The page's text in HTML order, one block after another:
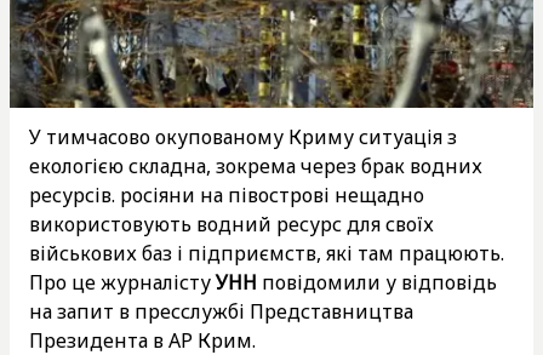
У тимчасово окупованому Криму ситуація з
екологією складна, зокрема через брак водних
ресурсів. росіяни на півострові нещадно
використовують водний ресурс для своїх
військових баз і підприємств, які там працюють.
Про це журналістуУНН повідомили у відповідь
на запит в пресслужбі Представництва
Президента в АР Крим.